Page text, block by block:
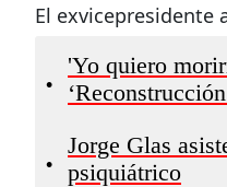
El
•
'Yo quiero
•
Jorge Glas
psiquiátrico